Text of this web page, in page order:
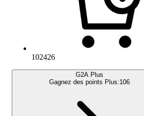
102426
G2A Plus
Gagnez des points Plus:106